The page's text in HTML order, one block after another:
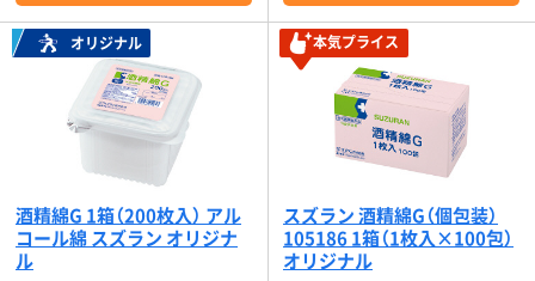
オリジナル
酒精綿G 1箱（200枚入） アル
コール綿 スズラン オリジナ
ル
本気プライス
スズラン 酒精綿G（個包装）
105186 1箱（1枚入×100包）
オリジナル